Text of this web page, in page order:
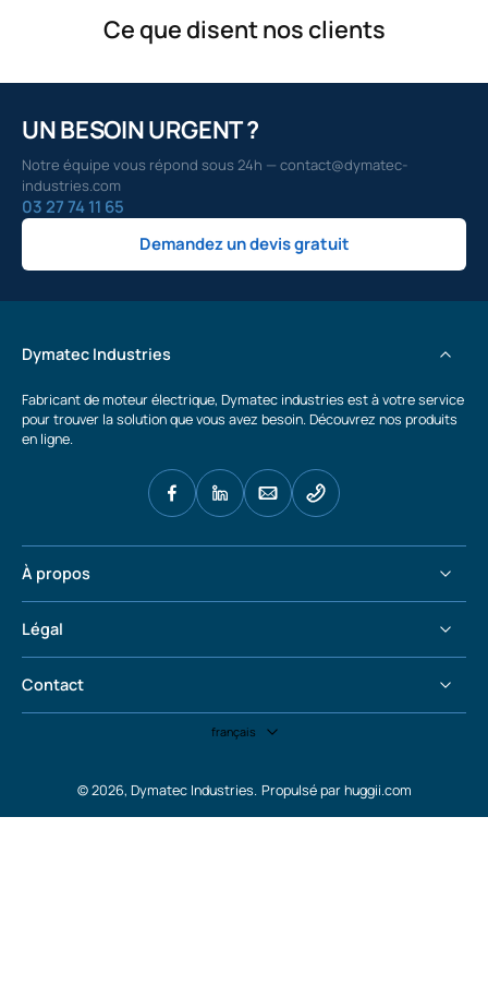
Ce que disent nos clients
UN BESOIN URGENT ?
Notre équipe vous répond sous 24h — contact@dymatec-
industries.com
03 27 74 11 65
Demandez un devis gratuit
Dymatec Industries
Fabricant de moteur électrique, Dymatec industries est à votre service
pour trouver la solution que vous avez besoin. Découvrez nos produits
en ligne.
À propos
Légal
Contact
français
© 2026, Dymatec Industries. Propulsé par huggii.com